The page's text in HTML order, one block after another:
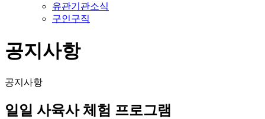
유관기관소식
구인구직
공지사항
공지사항
일일 사육사 체험 프로그램